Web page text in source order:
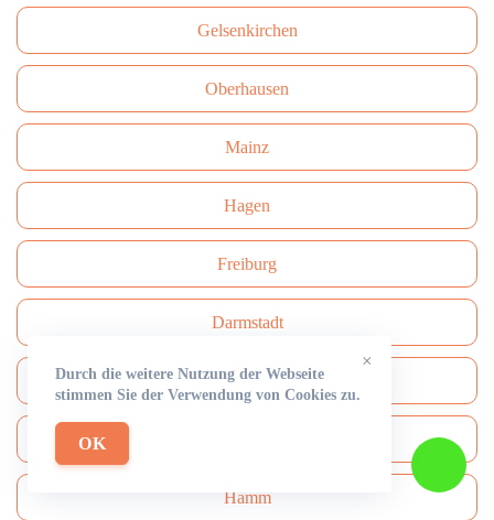
Gelsenkirchen
Oberhausen
Mainz
Hagen
Freiburg
Darmstadt
Сhemnitz
Hamm
×
Durch die weitere Nutzung der Webseite
stimmen Sie der Verwendung von Cookies zu.
OK